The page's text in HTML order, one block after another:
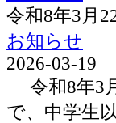
令和8年3月
お知らせ
2026-03-19
令和8年3
で、中学生